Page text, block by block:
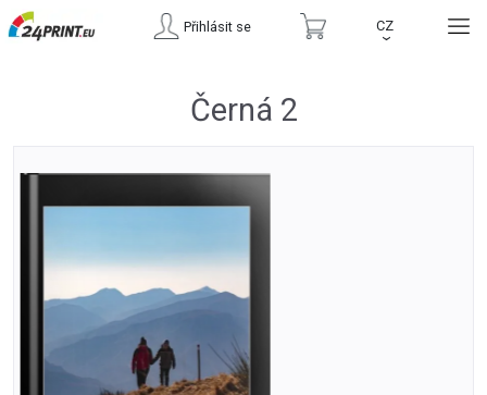
Přihlásit se CZ
›
Černá 2